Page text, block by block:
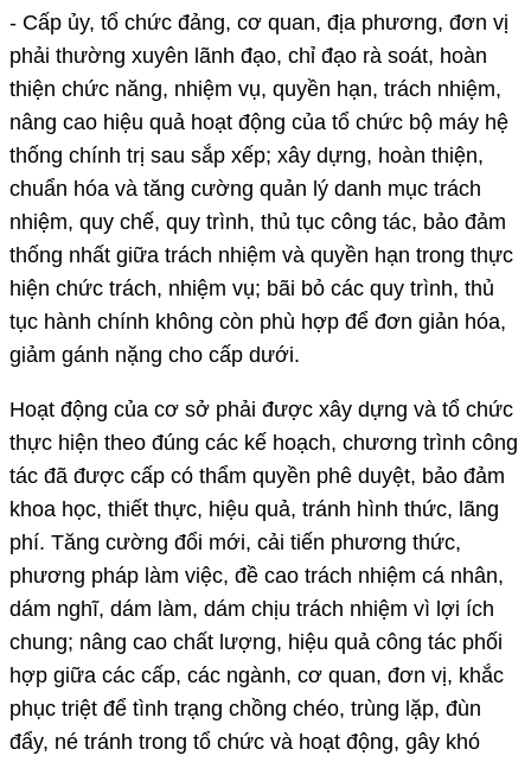
- Cấp ủy, tổ chức đảng, cơ quan, địa phương, đơn vị
phải thường xuyên lãnh đạo, chỉ đạo rà soát, hoàn
thiện chức năng, nhiệm vụ, quyền hạn, trách nhiệm,
nâng cao hiệu quả hoạt động của tổ chức bộ máy hệ
thống chính trị sau sắp xếp; xây dựng, hoàn thiện,
chuẩn hóa và tăng cường quản lý danh mục trách
nhiệm, quy chế, quy trình, thủ tục công tác, bảo đảm
thống nhất giữa trách nhiệm và quyền hạn trong thực
hiện chức trách, nhiệm vụ; bãi bỏ các quy trình, thủ
tục hành chính không còn phù hợp để đơn giản hóa,
giảm gánh nặng cho cấp dưới.
Hoạt động của cơ sở phải được xây dựng và tổ chức
thực hiện theo đúng các kế hoạch, chương trình công
tác đã được cấp có thẩm quyền phê duyệt, bảo đảm
khoa học, thiết thực, hiệu quả, tránh hình thức, lãng
phí. Tăng cường đổi mới, cải tiến phương thức,
phương pháp làm việc, đề cao trách nhiệm cá nhân,
dám nghĩ, dám làm, dám chịu trách nhiệm vì lợi ích
chung; nâng cao chất lượng, hiệu quả công tác phối
hợp giữa các cấp, các ngành, cơ quan, đơn vị, khắc
phục triệt để tình trạng chồng chéo, trùng lặp, đùn
đẩy, né tránh trong tổ chức và hoạt động, gây khó